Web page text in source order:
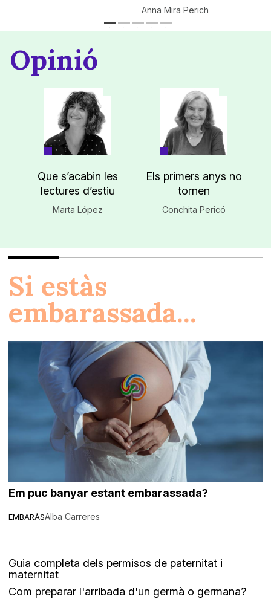
Anna Mira Perich
Opinió
Que s’acabin les
lectures d’estiu
Marta López
Els primers anys no
tornen
Conchita Pericó
Si estàs
embarassada...
EMBARÀS
Em puc banyar estant embarassada?
Alba Carreres
Guia completa dels permisos de paternitat i
maternitat
Com preparar l'arribada d'un germà o germana?